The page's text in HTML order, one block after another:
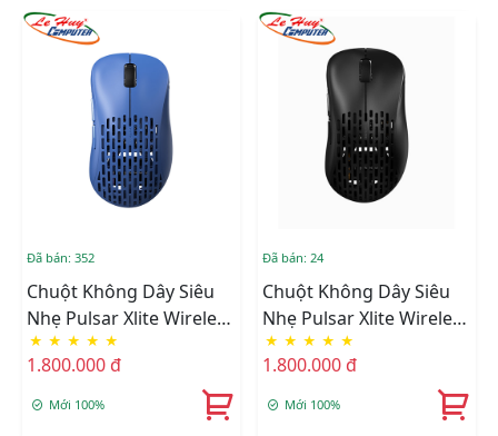
Đã bán: 352
Chuột Không Dây Siêu
Nhẹ Pulsar Xlite Wireless
V2 Competition Blue
★ ★ ★ ★ ★
1.800.000 đ
Mới 100%
Đã bán: 24
Chuột Không Dây Siêu
Nhẹ Pulsar Xlite Wireless
V2 Black
★ ★ ★ ★ ★
1.800.000 đ
Mới 100%